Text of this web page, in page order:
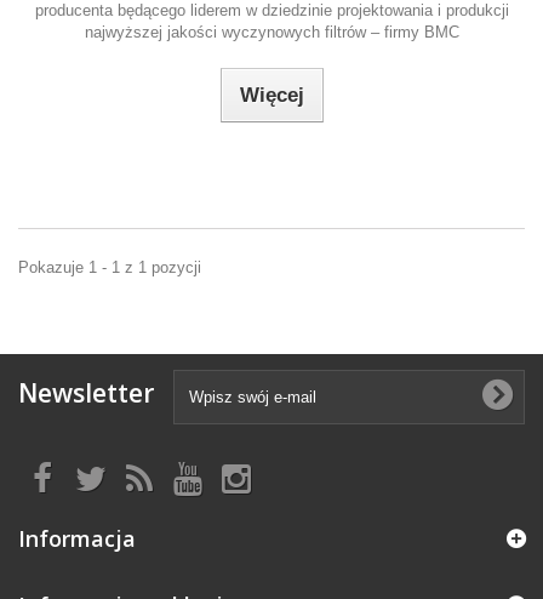
producenta będącego liderem w dziedzinie projektowania i produkcji
najwyższej jakości wyczynowych filtrów – firmy BMC
Więcej
Pokazuje 1 - 1 z 1 pozycji
Newsletter
Informacja